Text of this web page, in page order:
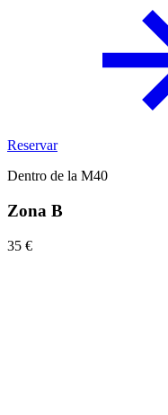
Reservar
Dentro de la M40
Zona B
35 €